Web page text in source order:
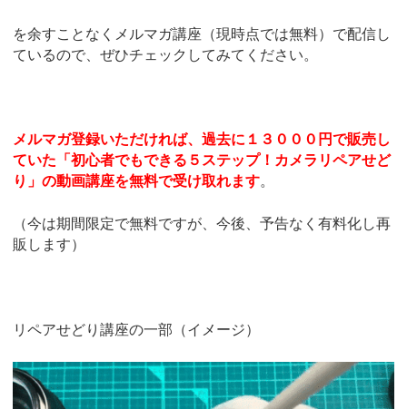
を余すことなくメルマガ講座（現時点では無料）で配信し
ているので、ぜひチェックしてみてください。
メルマガ登録いただければ、過去に１３０００円で販売し
ていた「初心者でもできる５ステップ！カメラリペアせど
り」の動画講座を無料で受け取れます。
（今は期間限定で無料ですが、今後、予告なく有料化し再
販します）
リペアせどり講座の一部（イメージ）